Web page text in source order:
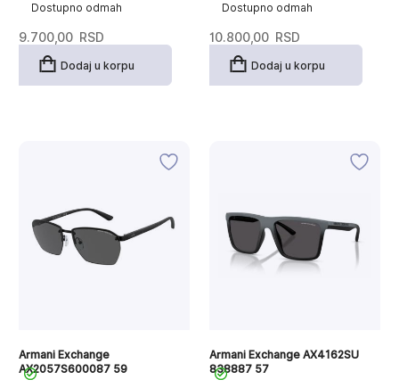
Dostupno odmah
9.700,00 RSD
Dodaj u korpu
Dostupno odmah
10.800,00 RSD
Dodaj u korpu
Armani Exchange
AX2057S600087 59
Armani Exchange AX4162SU
838887 57